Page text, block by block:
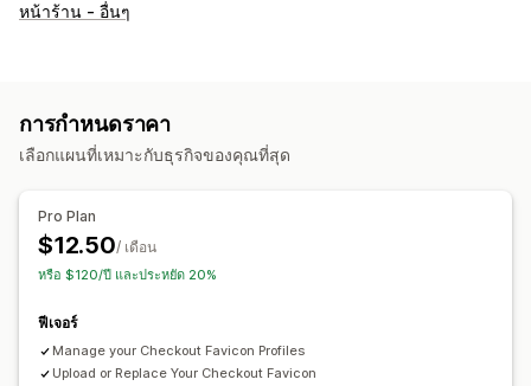
หน้าร้าน - อื่นๆ
การกำหนดราคา
เลือกแผนที่เหมาะกับธุรกิจของคุณที่สุด
Pro Plan
$12.50/ เดือน
หรือ $120/ปี และประหยัด 20%
ฟีเจอร์
Manage your Checkout Favicon Profiles
Upload or Replace Your Checkout Favicon